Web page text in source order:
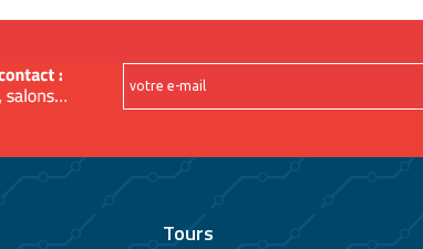
Tours